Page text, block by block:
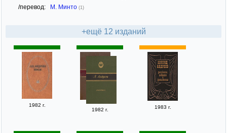
/перевод: М. Минто (1)
+ещё 12 изданий
1982 г.
1982 г.
1983 г.